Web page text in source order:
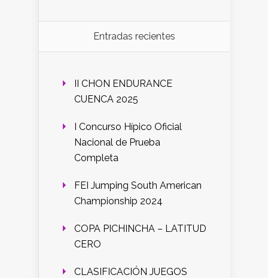
Entradas recientes
II CHON ENDURANCE
CUENCA 2025
I Concurso Hípico Oficial
Nacional de Prueba
Completa
FEI Jumping South American
Championship 2024
COPA PICHINCHA – LATITUD
CERO
CLASIFICACIÓN JUEGOS